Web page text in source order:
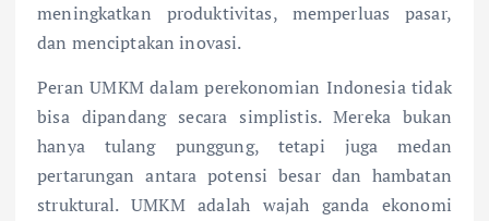
meningkatkan produktivitas, memperluas pasar,
dan menciptakan inovasi.
Peran UMKM dalam perekonomian Indonesia tidak
bisa dipandang secara simplistis. Mereka bukan
hanya tulang punggung, tetapi juga medan
pertarungan antara potensi besar dan hambatan
struktural. UMKM adalah wajah ganda ekonomi